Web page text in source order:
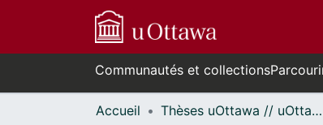
Communautés et collections
Accueil Thèses uOttawa // uOttawa Theses